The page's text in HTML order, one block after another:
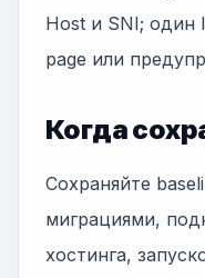
Host и SNI; один
page или
Когда
Сохраняйте
миграциями,
хостинга,